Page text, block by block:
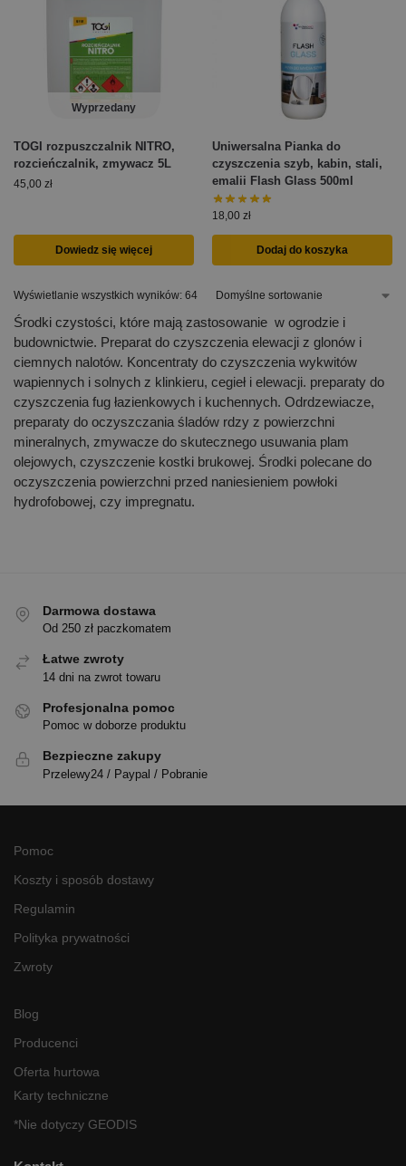
Wyprzedany
TOGI rozpuszczalnik NITRO,
rozcieńczalnik, zmywacz 5L
45,00 zł
Dowiedz się więcej
Uniwersalna Pianka do
czyszczenia szyb, kabin, stali,
emalii Flash Glass 500ml
18,00 zł
Dodaj do koszyka
Wyświetlanie wszystkich wyników: 64
Środki czystości, które mają zastosowanie w ogrodzie i
budownictwie. Preparat do czyszczenia elewacji z glonów i
ciemnych nalotów. Koncentraty do czyszczenia wykwitów
wapiennych i solnych z klinkieru, cegieł i elewacji. preparaty do
czyszczenia fug łazienkowych i kuchennych. Odrdzewiacze,
preparaty do oczyszczania śladów rdzy z powierzchni
mineralnych, zmywacze do skutecznego usuwania plam
olejowych, czyszczenie kostki brukowej. Środki polecane do
oczyszczenia powierzchni przed naniesieniem powłoki
hydrofobowej, czy impregnatu.
Darmowa dostawa
Od 250 zł paczkomatem
Łatwe zwroty
14 dni na zwrot towaru
Profesjonalna pomoc
Pomoc w doborze produktu
Bezpieczne zakupy
Przelewy24 / Paypal / Pobranie
Pomoc
Koszty i sposób dostawy
Regulamin
Polityka prywatności
Zwroty
Blog
Producenci
Oferta hurtowa
Karty techniczne
*Nie dotyczy GEODIS